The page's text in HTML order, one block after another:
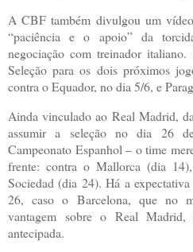
A CBF também divulgou um
“paciência e o apoio” da
negociação com treinador
Seleção para os dois próximos
contra o Equador, no dia 5/6, e
Ainda vinculado ao Real Madrid,
assumir a seleção no dia 26
Campeonato Espanhol – o time
frente: contra o Mallorca (dia
Sociedad (dia 24). Há a
26, caso o Barcelona, que no
vantagem sobre o Real
antecipada.